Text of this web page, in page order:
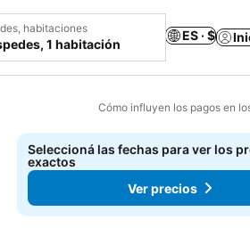
habitaciones
1 habitación
ES · $
Cómo influyen los pagos en
a favoritos
Seleccioná las fechas para ver los
exactos
Ver precios